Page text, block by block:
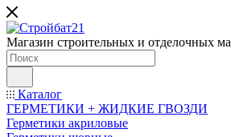
Магазин строительных и отделочных
Каталог
ГЕРМЕТИКИ + ЖИДКИЕ ГВОЗДИ
Герметики акриловые